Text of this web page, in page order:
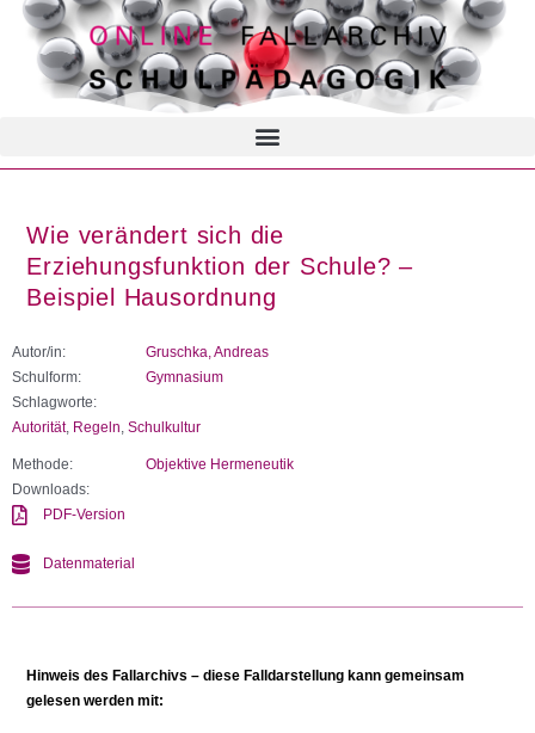
Wie verändert sich die
Erziehungsfunktion der Schule? –
Beispiel Hausordnung
Autor/in:
Gruschka, Andreas
Schulform:
Gymnasium
Schlagworte:
Autorität, Regeln Schulkultur
Methode:
Objektive Hermeneutik
Downloads:
PDF-Version
Datenmaterial
Hinweis des Fallarchivs – diese Falldarstellung kann gemeinsam
gelesen werden mit: